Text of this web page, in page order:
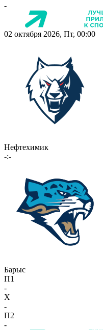
-
02 октября 2026, Пт, 00:00
Нефтехимик
-:-
Барыс
П1
-
X
-
П2
-